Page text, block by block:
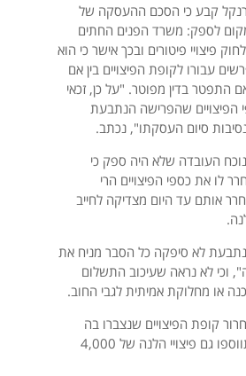
קבע כי הסכם ההעסקה של
לספק: משרד הפנים החתים
אותו על סעיף 14 לחוק פיצויי פיטורים ובכך אישר כי הוא
עבורו לקופת הפיצויים בין אם
התפטר בדין מפוטר. "על כן, זכאי
הפיצויים שהפרישה הנתבעת
סיום העסקתו", נכתב.
העובדה שלא היה ספק כי
לו את כספי הפיצויים הרי
אותם עד היום מצדיקה לחייב
לא סיפקה כל הסבר מניח את
וכי לא נראה שעיכוב התשלום
או מחלוקת אמיתית לגבי החוב.
קופת הפיצויים שנצברו בה
כ-19,800 שקל יתווספו גם פיצויי הלנה של 4,000